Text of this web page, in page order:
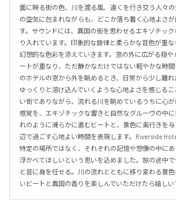
面に映る街の色、川を渡る風、遠くを行き交う人々
の空気に包まれながらも、どこか落ち着く心地よさ
す。サウンドには、異国の街を思わせるエキゾチッ
り入れています。印象的な旋律と柔らかな音色が重
幻想的な色彩を添えていきます。窓の外に広がる穏
ートが重なり、ただ静かなだけではない軽やかな時
のホテルの窓から外を眺めるとき、日常から少し離
ゆっくりと溶け込んでいくような心地よさを感じる
い街でありながら、流れる川を眺めているうちに心
感覚を、エキゾチックな響きと自然なグルーヴの中
れのように滑らかに進むビートと、景色に奥行きを
辺で過ごす心地よい時間を表現します。Riverside
特定の場所ではなく、それぞれの記憶や想像の中に
浮かべてほしいという思いを込めました。旅の途中
と音に身を任せる。川の流れとともに移り変わる景
いビートと異国の香りを楽しんでいただけたら嬉しい